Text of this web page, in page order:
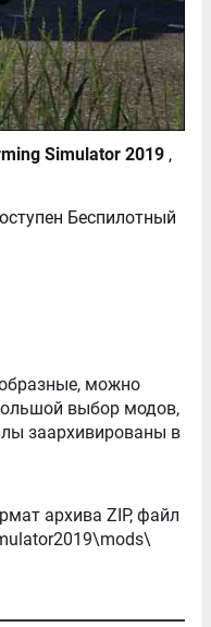
Беспилотный Case IH Autonomous v1.1 для Farming Simulator 2019 ,
Беспилотный
заархивированы в
архива ZIP, файл